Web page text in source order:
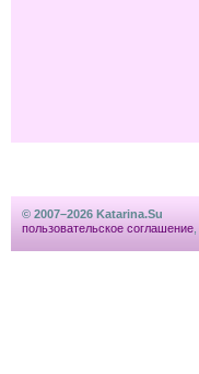
© 2007–2026 Katarina.Su
пользовательское соглашение